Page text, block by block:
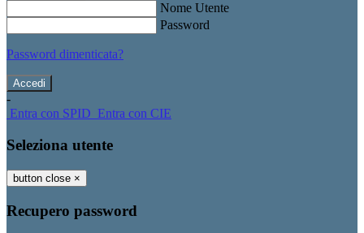
Nome Utente
Password
Password dimenticata?
-
Entra con SPID Entra con CIE
Seleziona utente
button close ×
Recupero password